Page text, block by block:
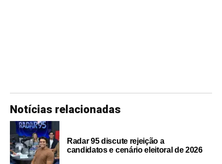
Notícias relacionadas
Radar 95 discute rejeição a
candidatos e cenário eleitoral de 2026